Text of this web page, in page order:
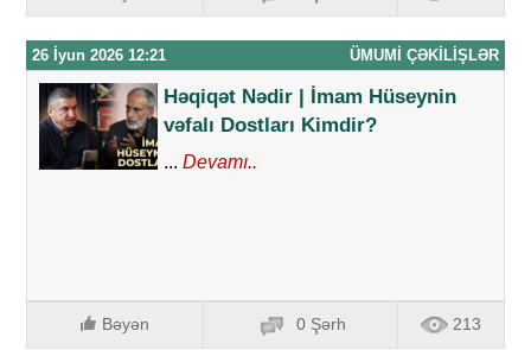
26 İyun 2026 12:21 ÜMUMI ÇƏKILIŞLƏR
Həqiqət Nədir | İmam Hüseynin
vəfalı Dostları Kimdir?
... Devamı..
Bəyən 0 Şərh 213